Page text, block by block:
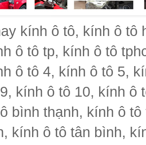
kính ô tô, kính ô tô
ô tô tp, kính ô tô
ô tô 4, kính ô tô 5,
kính ô tô 10, kính ô
bình thạnh, kính ô
kính ô tô tân bình,